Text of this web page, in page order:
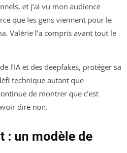
et j’ai vu mon audience
que les gens viennent pour le
Valérie l’a compris avant tout le
l’IA et des deepfakes, protéger sa
technique autant que
de montrer que c’est
dire non.
: un modèle de